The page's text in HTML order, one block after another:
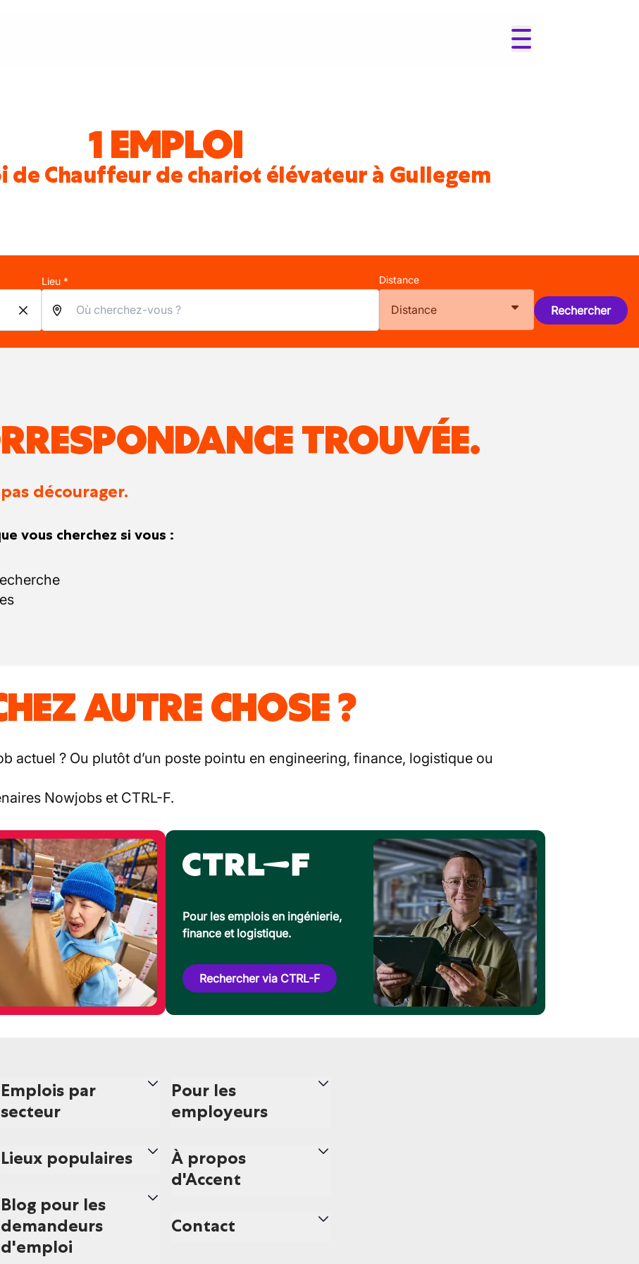
1 EMPLOI
Chauffeur de chariot élévateur à Gullegem
Lieu * Distance
Distance Rechercher
TROUVÉE.
décourager.
vous cherchez si vous :
AUTRE CHOSE ?
actuel ? Ou plutôt d’un poste pointu en engineering, finance, logistique ou
Nowjobs et CTRL-F.
Pour les emplois en ingénierie,
finance et logistique.
Rechercher via CTRL-F
Emplois par
secteur
Lieux populaires
Blog pour les
demandeurs
d'emploi
Pour les
employeurs
À propos
d'Accent
Contact